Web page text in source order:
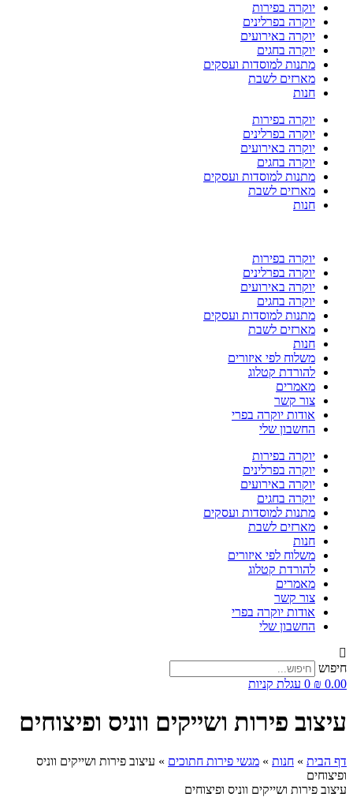
יוקרה בפירות
יוקרה בפרלינים
יוקרה באירועים
יוקרה בחגים
מתנות למוסדות ועסקים
מארזים לשבת
חנות
יוקרה בפירות
יוקרה בפרלינים
יוקרה באירועים
יוקרה בחגים
מתנות למוסדות ועסקים
מארזים לשבת
חנות
יוקרה בפירות
יוקרה בפרלינים
יוקרה באירועים
יוקרה בחגים
מתנות למוסדות ועסקים
מארזים לשבת
חנות
משלוח לפי איזורים
להורדת קטלוג
מאמרים
צור קשר
אודות יוקרה בפרי
החשבון שלי
יוקרה בפירות
יוקרה בפרלינים
יוקרה באירועים
יוקרה בחגים
מתנות למוסדות ועסקים
מארזים לשבת
חנות
משלוח לפי איזורים
להורדת קטלוג
מאמרים
צור קשר
אודות יוקרה בפרי
החשבון שלי
חיפוש
₪ 0.00
0 עגלת קניות
עיצוב פירות ושייקים ווניס ופיצוחים
דף הבית » חנות » מגשי פירות חתוכים » עיצוב פירות ושייקים ווניס
ופיצוחים
עיצוב פירות ושייקים ווניס ופיצוחים